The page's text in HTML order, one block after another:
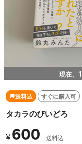
現在、 1
送料込 すぐに購入可
タカラのびいどろ
¥ 600 送料込